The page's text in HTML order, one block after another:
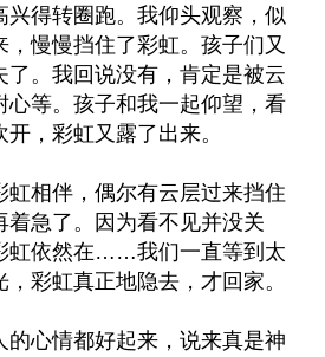
兴得转圈跑。我仰头观察，似
慢慢挡住了彩虹。孩子们又
了。我回说没有，肯定是被云
心等。孩子和我一起仰望，看
，彩虹又露了出来。
虹相伴，偶尔有云层过来挡住
着急了。因为看不见并没关
虹依然在……我们一直等到太
彩虹真正地隐去，才回家。
的心情都好起来，说来真是神